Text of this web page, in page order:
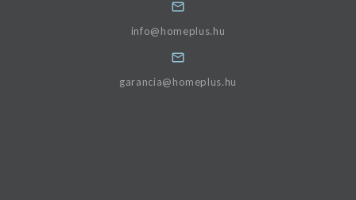
info@homeplus.hu
garancia@homeplus.hu